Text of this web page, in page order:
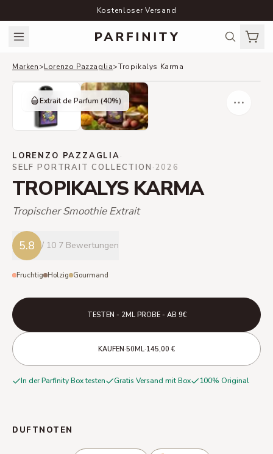
Kostenloser Versand
Marken>Lorenzo Pazzaglia>Tropikalys Karma
Extrait de Parfum (40%)
LORENZO PAZZAGLIA·
SELF PORTRAIT COLLECTION ·2026
TROPIKALYS KARMA
Tropischer Smoothie Extrait
5.8 / 10 7 Bewertungen
Fruchtig Holzig Gourmand
TESTEN - 2ML PROBE - AB 9€
KAUFEN·50ML·145,00 €
In der Parfinity Box testen Gratis Versand mit Box 100% Original
DUFTNOTEN